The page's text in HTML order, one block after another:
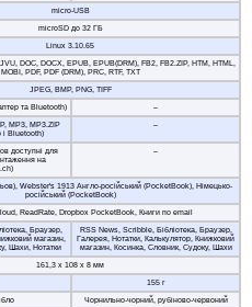
micro-USB
microSD до 32 ГБ
Linux 3.10.65
DOC, DOCX, EPUB, EPUB(DRM), FB2, FB2.ZIP, HTM, HTML,
MOBI, PDF, PDF (DRM), PRC, RTF, TXT
JPEG, BMP, PNG, TIFF
та Bluetooth)
–
MP3, MP3.ZIP
і Bluetooth)
–
доступні для
на
–
Webster's 1913 Англо-російський (PocketBook), Німецько-
російський (PocketBook)
ReadRate, Dropbox PocketBook, Книги по email
Браузер,
магазин,
Шахи, Нотатки
RSS News, Scribble, Бібліотека, Браузер,
Галерея, Нотатки, Калькулятор, Книжковий
магазин, Косинка, Словник, Судоку, Шахи
161,3 х 108 х 8 мм
155 г
Чорнильно-чорний, рубіново-червоний